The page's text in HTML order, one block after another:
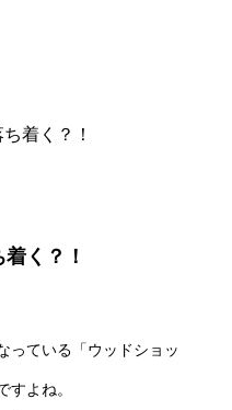
着く？！
く？！
っている「ウッドショッ
すよね。